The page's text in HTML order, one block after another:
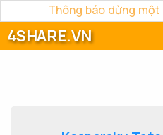
Thông báo dừng
4SHARE.VN